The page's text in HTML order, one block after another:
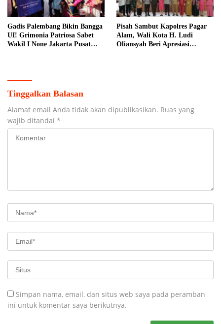
Gadis Palembang Bikin Bangga
UI! Grimonia Patriosa Sabet
Wakil I None Jakarta Pusat
Pisah Sambut Kapolres Pagar
Alam, Wali Kota H. Ludi
Oliansyah Beri Apresiasi
Tinggalkan Balasan
Alamat email Anda tidak akan dipublikasikan. Ruas yang
wajib ditandai *
Simpan nama, email, dan situs web saya pada peramban
ini untuk komentar saya berikutnya.